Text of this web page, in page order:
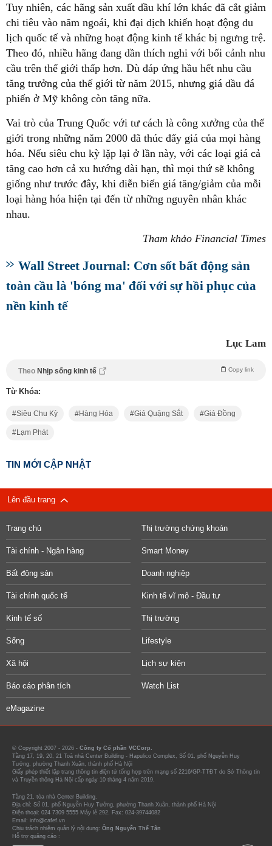
Tuy nhiên, các hãng sản xuất dầu khí lớn khác đã cắt giảm
chi tiêu vào năm ngoái, khi đại dịch khiến hoạt động du
lịch quốc tế và những hoạt động kinh tế khác bị ngưng trệ.
Theo đó, nhiều hãng đang dần thích nghi với bối cảnh nhu
cầu trên thế giới thấp hơn. Dù đáp ứng hầu hết nhu cầu
tăng trưởng của thế giới từ năm 2015, nhưng giá dầu đá
phiến ở Mỹ không còn tăng nữa.
Vai trò của Trung Quốc với tư cách là công xưởng của thế
giới trong những năm 2000 đã thúc đẩy giá của mọi hàng
hóa. Nếu siêu chu kỳ lặp lại ở lần này, với các loại giá cả
tăng cao hơn cả xu hướng dài hạn, thì mọi thứ sẽ không
giống như trước đây, khi diễn biến giá tăng/giảm của mỗi
loại hàng hóa hiện tại đến từ những nguyên nhân khác
nhau.
Tham khảo Financial Times
Wall Street Journal: Cơn sốt bất động sản
toàn cầu là 'bóng ma' đối với sự hồi phục của
nền kinh tế
Lục Lam
Theo Nhịp sống kinh tế Copy link
Từ Khóa:
Siêu Chu Kỳ Hàng Hóa Giá Quặng Sắt Giá Đồng
Lạm Phát
TIN MỚI CẬP NHẬT
Lên đầu trang
Trang chủ Thị trường chứng khoán
Tài chính - Ngân hàng Smart Money
Bất động sản Doanh nghiệp
Tài chính quốc tế Kinh tế vĩ mô - Đầu tư
Kinh tế số Thị trường
Sống Lifestyle
Xã hội Lịch sự kiện
Báo cáo phân tích Watch List
eMagazine
© Copyright 2007 - 2026 - Công ty Cổ phần VCCorp.
Tầng 17, 19, 20, 21 Toà nhà Center Building - Hapulico Complex, Số 01, phố Nguyễn Huy
Tưởng, phường Thanh Xuân, thành phố Hà Nội
Giấy phép thiết lập trang thông tin điện tử tổng hợp trên mạng số 2216/GP-TTĐT do Sở Thông tin
và Truyền thông Hà Nội cấp ngày 10 tháng 4 năm 2019.
Tầng 21, tòa nhà Center Building.
Địa chỉ: Số 01, phố Nguyễn Huy Tưởng, phường Thanh Xuân, thành phố Hà Nội
Điện thoại: 024 7309 5555 Máy lẻ 292. Fax: 024-39744082
Email: info@cafef.vn
Chịu trách nhiệm quản lý nội dung: Ông Nguyễn Thế Tân
Hỗ trợ quảng cáo :